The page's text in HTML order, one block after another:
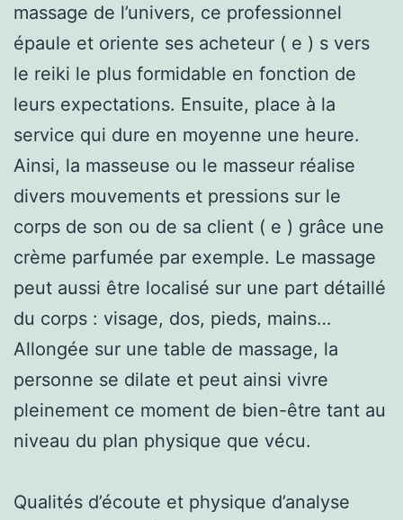
massage de l’univers, ce professionnel
épaule et oriente ses acheteur ( e ) s vers
le reiki le plus formidable en fonction de
leurs expectations. Ensuite, place à la
service qui dure en moyenne une heure.
Ainsi, la masseuse ou le masseur réalise
divers mouvements et pressions sur le
corps de son ou de sa client ( e ) grâce une
crème parfumée par exemple. Le massage
peut aussi être localisé sur une part détaillé
du corps : visage, dos, pieds, mains…
Allongée sur une table de massage, la
personne se dilate et peut ainsi vivre
pleinement ce moment de bien-être tant au
niveau du plan physique que vécu.
Qualités d’écoute et physique d’analyse